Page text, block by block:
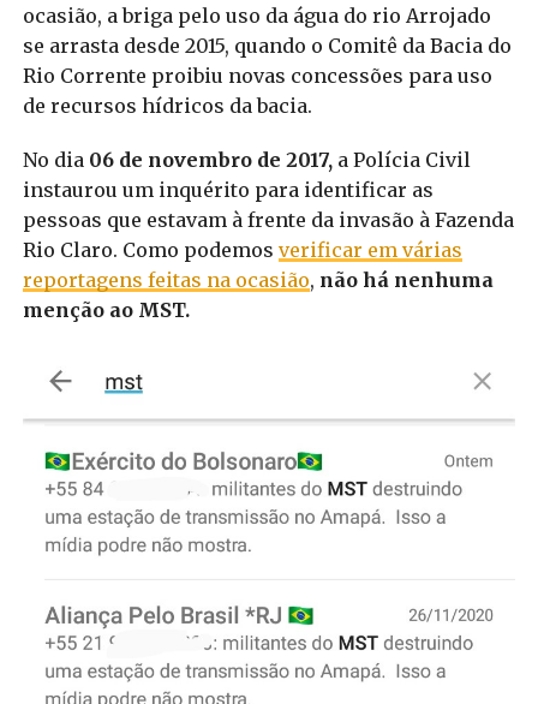
ocasião, a briga pelo uso da água do rio Arrojado
se arrasta desde 2015, quando o Comitê da Bacia do
Rio Corrente proibiu novas concessões para uso
de recursos hídricos da bacia.
No dia 06 de novembro de 2017,a Polícia Civil
instaurou um inquérito para identificar as
pessoas que estavam à frente da invasão à Fazenda
Rio Claro. Como podemos verificar em várias
reportagens feitas na ocasião, não há nenhuma
menção ao MST.